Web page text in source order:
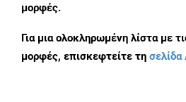
μορφές.
Για μια ολοκληρωμένη λίστα με
μορφές, επισκεφτείτε τη σελίδα